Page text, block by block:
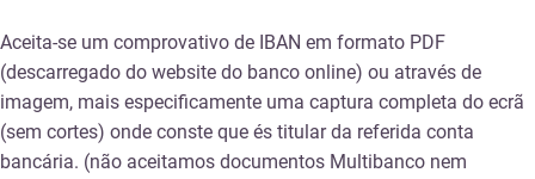
Aceita-se um comprovativo de IBAN em formato PDF
(descarregado do website do banco online) ou através de
imagem, mais especificamente uma captura completa do ecrã
(sem cortes) onde conste que és titular da referida conta
bancária. (não aceitamos documentos Multibanco nem